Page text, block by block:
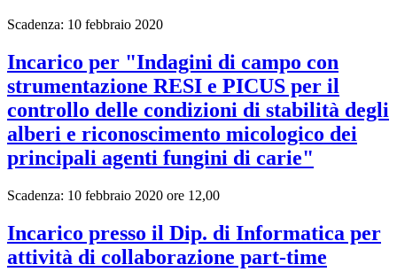
Scadenza: 10 febbraio 2020
Incarico per "Indagini di campo con
strumentazione RESI e PICUS per il
controllo delle condizioni di stabilità degli
alberi e riconoscimento micologico dei
principali agenti fungini di carie"
Scadenza: 10 febbraio 2020 ore 12,00
Incarico presso il Dip. di Informatica per
attività di collaborazione part-time